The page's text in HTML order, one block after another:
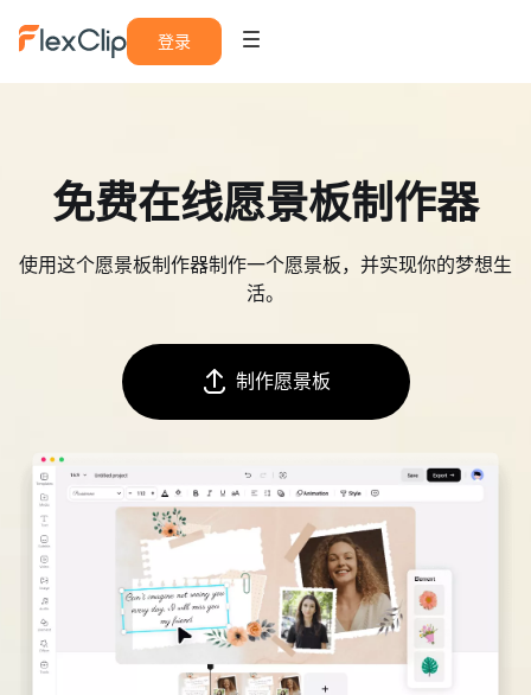
登录
免费在线愿景板制作器
使用这个愿景板制作器制作一个愿景板，并实现你的梦想生
活。
制作愿景板